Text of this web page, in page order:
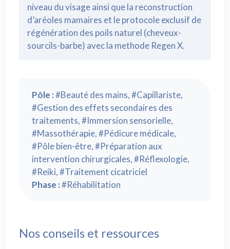
niveau du visage ainsi que la reconstruction
d’aréoles mamaires et le protocole exclusif de
régénération des poils naturel (cheveux-
sourcils-barbe) avec la methode Regen X.
Pôle :#Beauté des mains, #Capillariste,
#Gestion des effets secondaires des
traitements, #Immersion sensorielle,
#Massothérapie, #Pédicure médicale,
#Pôle bien-être, #Préparation aux
intervention chirurgicales, #Réflexologie,
#Reiki, #Traitement cicatriciel
Phase :#Réhabilitation
Nos conseils et ressources